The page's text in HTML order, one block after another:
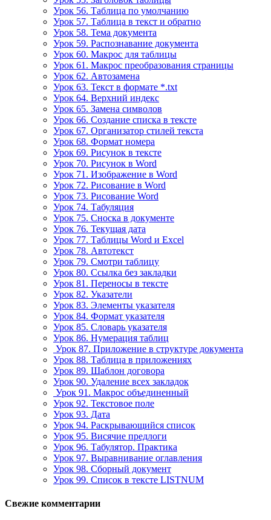
Урок 56. Таблица по умолчанию
Урок 57. Таблица в текст и обратно
Урок 58. Тема документа
Урок 59. Распознавание документа
Урок 60. Макрос для таблицы
Урок 61. Макрос преобразования страницы
Урок 62. Автозамена
Урок 63. Текст в формате *.txt
Урок 64. Верхний индекс
Урок 65. Замена символов
Урок 66. Создание списка в тексте
Урок 67. Организатор стилей текста
Урок 68. Формат номера
Урок 69. Рисунок в тексте
Урок 70. Рисунок в Word
Урок 71. Изображение в Word
Урок 72. Рисование в Word
Урок 73. Рисование Word
Урок 74. Табуляция
Урок 75. Сноска в документе
Урок 76. Текущая дата
Урок 77. Таблицы Word и Excel
Урок 78. Автотекст
Урок 79. Смотри таблицу
Урок 80. Ссылка без закладки
Урок 81. Переносы в тексте
Урок 82. Указатели
Урок 83. Элементы указателя
Урок 84. Формат указателя
Урок 85. Словарь указателя
Урок 86. Нумерация таблиц
Урок 87. Приложение в структуре документа
Урок 88. Таблица в приложениях
Урок 89. Шаблон договора
Урок 90. Удаление всех закладок
Урок 91. Макрос объединенный
Урок 92. Текстовое поле
Урок 93. Дата
Урок 94. Раскрывающийся список
Урок 95. Висячие предлоги
Урок 96. Табулятор. Практика
Урок 97. Выравнивание оглавления
Урок 98. Сборный документ
Урок 99. Список в тексте LISTNUM
Свежие комментарии